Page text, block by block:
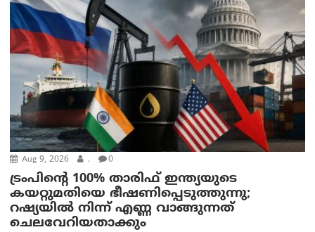
Aug 9, 2026 . 0
ട്രം‌പിന്റെ 100% താരിഫ് ഇന്ത്യയുടെ
കയറ്റുമതിയെ ഭീഷണിപ്പെടുത്തുന്നു;
റഷ്യയിൽ നിന്ന് എണ്ണ വാങ്ങുന്നത്
ചെലവേറിയതാക്കും